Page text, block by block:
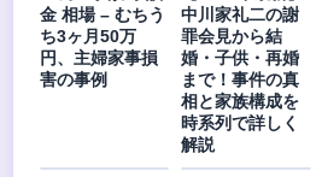
金 相場 – むちう
ち3ヶ月50万
円、主婦家事損
害の事例
中川家礼二の謝
罪会見から結
婚・子供・再婚
まで！事件の真
相と家族構成を
時系列で詳しく
解説